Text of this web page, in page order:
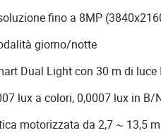
fino a 8MP
giorno/notte
Dual Light con 30 m di luce
lux a colori, 0,0007 lux in
motorizzata da 2,7 ~ 13,5